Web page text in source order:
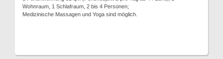
Wohnraum, 1 Schlafraum, 2 bis 4 Personen;
Medizinische Massagen und Yoga sind möglich.